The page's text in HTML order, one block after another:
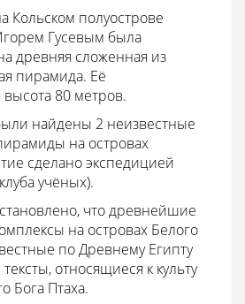
Кольском полуострове
Гусевым была
древняя сложенная из
пирамида. Её
80 метров.
найдены 2 неизвестные
на островах
сделано экспедицией
учёных).
что древнейшие
на островах Белого
по Древнему Египту
относящиеся к культу
Бога Птаха.